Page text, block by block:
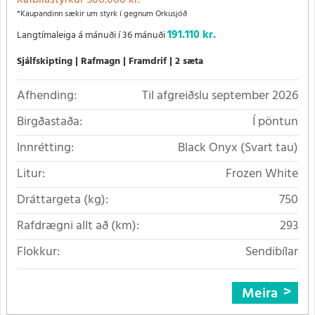
*Kaupandinn sækir um styrk í gegnum Orkusjóð
Langtímaleiga á mánuði í 36 mánuði191.110 kr.
Sjálfskipting Rafmagn Framdrif 2 sæta
Afhending:
Til afgreiðslu september 2026
Birgðastaða:
Í pöntun
Innrétting:
Black Onyx (Svart tau)
Litur:
Frozen White
Dráttargeta (kg):
750
Rafdrægni allt að (km):
293
Flokkur:
Sendibílar
Meira